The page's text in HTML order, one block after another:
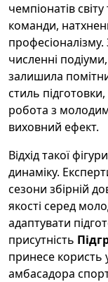
чемпіонатів
команди,
численні
залишила
стиль
робота з
виховний ефект.
Відхід такої
динаміку.
сезони збірній
якості серед
адаптувати
присутність
принесе користь
амбасадора